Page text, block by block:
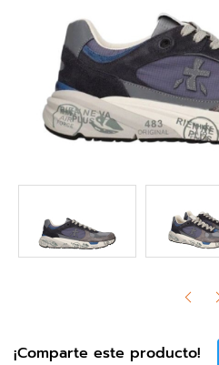
¡Comparte este producto!